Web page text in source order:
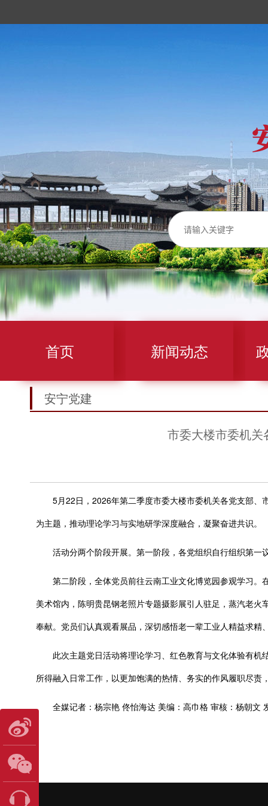
首页 新闻动态
安宁党建
市委大楼市委机
5月22日，2026年第二季度市委大楼市委机关各党支部、
为主题，推动理论学习与实地研学深度融合，凝聚奋进共识。
活动分两个阶段开展。第一阶段，各党组织自行组织第一
第二阶段，全体党员前往云南工业文化博览园参观学习。
美术馆内，陈明贵昆钢老照片专题摄影展引人驻足，蒸汽老
奉献。党员们认真观看展品，深切感悟老一辈工业人精益求
此次主题党日活动将理论学习、红色教育与文化体验有机
所得融入日常工作，以更加饱满的热情、务实的作风履职尽
全媒记者：杨宗艳 佟怡海达 美编：高巾格 审核：杨朝文